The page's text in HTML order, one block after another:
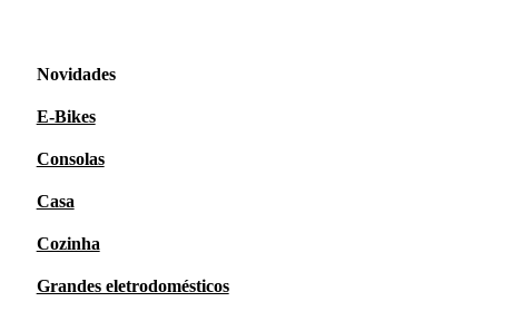
Novidades
E-Bikes
Consolas
Casa
Cozinha
Grandes eletrodomésticos